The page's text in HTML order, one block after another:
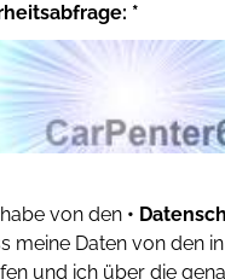
*
von den •
meine Daten von den
und ich über die